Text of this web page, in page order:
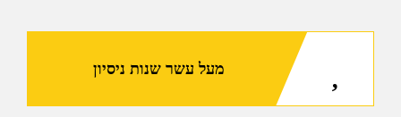
מעל עשר שנות ניסיון